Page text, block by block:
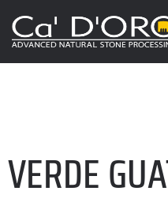
VERDE